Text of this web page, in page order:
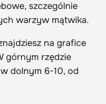
szczególnie
warzyw mątwika.
na grafice
górnym rzędzie
dolnym 6-10, od